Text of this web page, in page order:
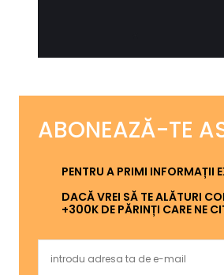
ABONEAZĂ-TE
PENTRU A PRIMI INFORMAȚII
DACĂ VREI SĂ TE ALĂTURI
+300K DE PĂRINȚI CARE NE